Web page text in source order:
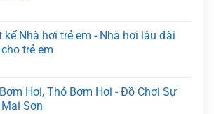
kế Nhà hơi trẻ em - Nhà hơi lâu đài
trẻ em
Hơi, Thỏ Bơm Hơi - Đồ Chơi Sự
Sơn